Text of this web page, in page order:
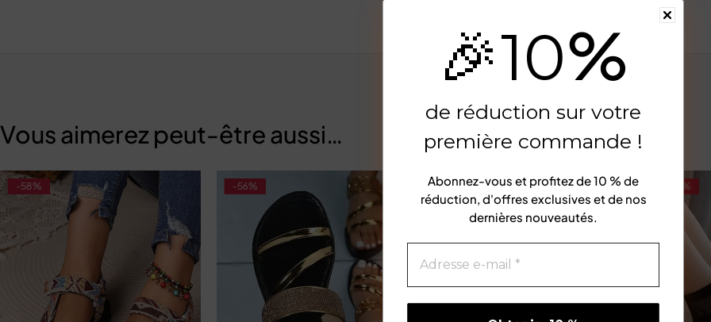
🎉10%
de réduction sur votre
première commande !
Abonnez-vous et profitez de10 % de
réduction, d'offres exclusives et de nos
dernières nouveautés.
Vous aimerez peut-être aussi…
-58% -56% -65% -56%